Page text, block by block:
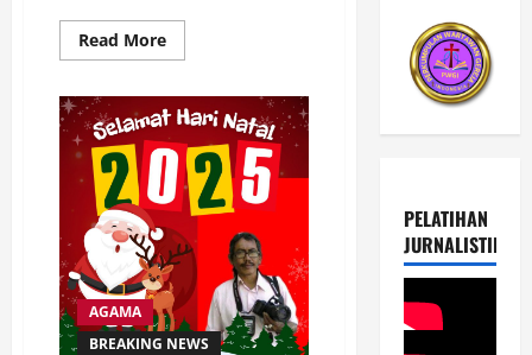
Read MoreRead
more
Tetapkan
Resolusi
2026:
Perkuat
Jaringan
Wartawan
Gereja
dan
Marturia
Kerajaan
Allah
di
Era
Digital
AGAMA
BREAKING NEWS
PELATIHAN
JURNALISTIK